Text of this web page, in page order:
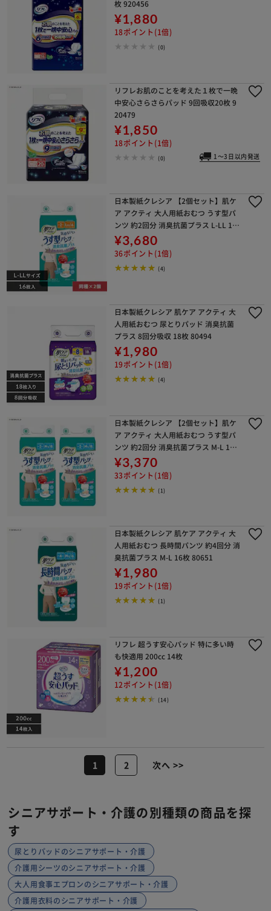
枚 920456
¥1,880
18ポイント(1倍)
(0)
リフレお肌のことを考えた１枚で一晩
中安心さらさらパッド 9回吸収20枚 9
20479
¥1,850
18ポイント(1倍)
(0) 1～3日以内発送
日本製紙クレシア 【2個セット】肌ケ
ア アクティ 大人用紙おむつ うす型パ
ンツ 約2回分 消臭抗菌プラス L-LL 16
枚
¥3,680
36ポイント(1倍)
(4)
日本製紙クレシア 肌ケア アクティ 大
人用紙おむつ 尿とりパッド 消臭抗菌
プラス 8回分吸収 18枚 80494
¥1,980
19ポイント(1倍)
(4)
日本製紙クレシア 【2個セット】肌ケ
ア アクティ 大人用紙おむつ うす型パ
ンツ 約2回分 消臭抗菌プラス M-L 18
枚
¥3,370
33ポイント(1倍)
(1)
日本製紙クレシア 肌ケア アクティ 大
人用紙おむつ 長時間パンツ 約4回分 消
臭抗菌プラス M-L 16枚 80651
¥1,980
19ポイント(1倍)
(1)
リフレ 超うす安心パッド 特に多い時
も快適用 200cc 14枚
¥1,200
12ポイント(1倍)
(14)
1 2 次へ >>
シニアサポート・介護の別種類の商品を探
す
尿とりパッドのシニアサポート・介護
介護用シーツのシニアサポート・介護
大人用食事エプロンのシニアサポート・介護
介護用衣料のシニアサポート・介護